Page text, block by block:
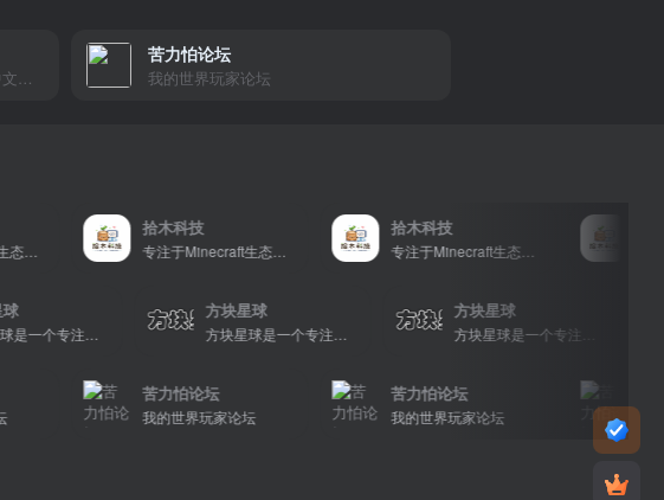
方块星球是一个专注于我的世界的中文论坛，提供丰富的资源分享、玩家交流和创意展示，包括地图、皮肤、数据包等内容，打造Minecraft玩家的专属社区乐园！
苦力怕论坛
我的世界玩家论坛
拾木科技
专注于Minecraft生态建设
拾木科技
专注于Minecraft生态建设
拾木科技
方块星球 方块星球 方块星球
苦力怕论坛
我的世界玩家论坛
苦力怕论坛
我的世界玩家论坛
苦力怕论
我的世界